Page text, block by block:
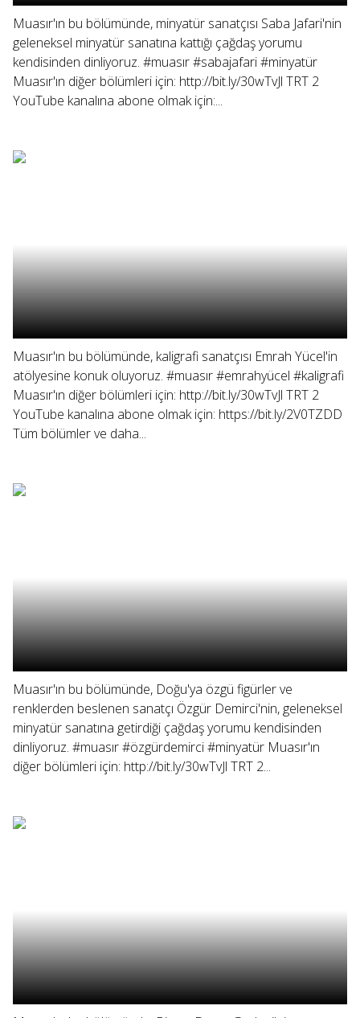
Muasır'ın bu bölümünde, minyatür sanatçısı Saba Jafari'nin
geleneksel minyatür sanatına kattığı çağdaş yorumu
kendisinden dinliyoruz. #muasır #sabajafari #minyatür
Muasır'ın diğer bölümleri için: http://bit.ly/30wTvJl TRT 2
YouTube kanalına abone olmak için:...
Muasır'ın bu bölümünde, kaligrafi sanatçısı Emrah Yücel'in
atölyesine konuk oluyoruz. #muasır #emrahyücel #kaligrafi
Muasır'ın diğer bölümleri için: http://bit.ly/30wTvJl TRT 2
YouTube kanalına abone olmak için: https://bit.ly/2V0TZDD
Tüm bölümler ve daha...
Muasır'ın bu bölümünde, Doğu'ya özgü figürler ve
renklerden beslenen sanatçı Özgür Demirci'nin, geleneksel
minyatür sanatına getirdiği çağdaş yorumu kendisinden
dinliyoruz. #muasır #özgürdemirci #minyatür Muasır'ın
diğer bölümleri için: http://bit.ly/30wTvJl TRT 2...